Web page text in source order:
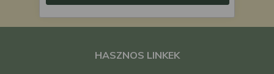
HASZNOS LINKEK